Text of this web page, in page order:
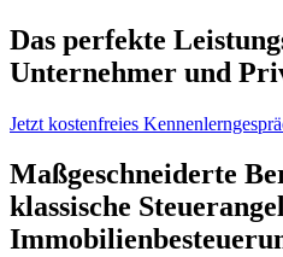
Das perfekte
Unternehmer und
Jetzt kostenfreies
Maßgeschneiderte
klassische